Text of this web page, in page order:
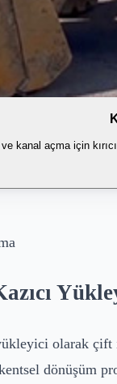
ve kanal açma için
olarak çift
dönüşüm